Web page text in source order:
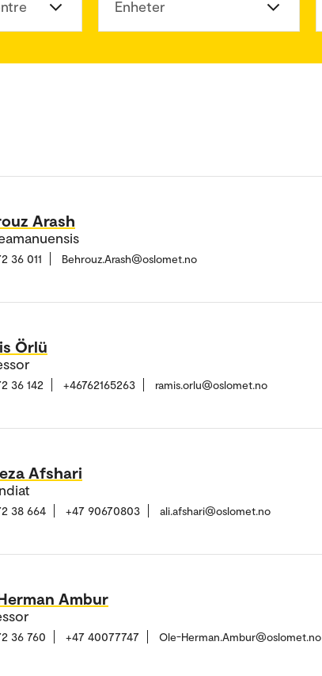
Enheter
Arash
36 011 Behrouz.Arash@oslomet.no
Örlü
36 142 +46762165263 ramis.orlu@oslomet.no
Afshari
38 664 +47 90670803 ali.afshari@oslomet.no
Ambur
36 760 +47 40077747 Ole-Herman.Ambur@oslomet.no